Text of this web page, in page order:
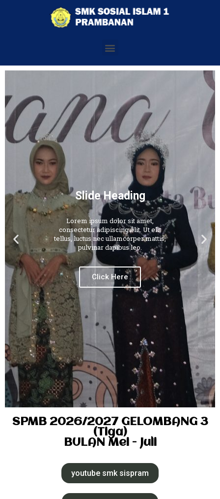
Slide Heading
Lorem ipsum dolor sit amet,
consectetur adipiscing elit. Ut elit
tellus, luctus nec ullamcorper mattis,
pulvinar dapibus leo.
Click Here
SPMB 2026/2027 GELOMBANG 3
(Tiga)
BULAN Mei - Juli
youtube smk sispram